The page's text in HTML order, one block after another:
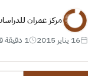
مركز عمران
16 يناير 2015
1 دقيقة قراءة